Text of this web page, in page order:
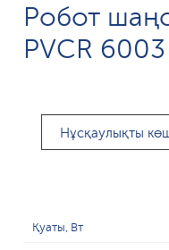
Робот
PVCR
Нұсқаулықты
Қуаты, Вт